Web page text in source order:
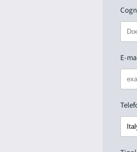
E-